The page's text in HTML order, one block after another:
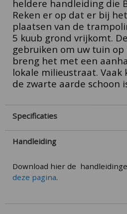
heldere handleiding die
Reken er op dat er bij
plaatsen van de
5 kuub grond vrijkomt.
gebruiken om uw tuin op
breng het met een
lokale milieustraat.
de zwarte aarde schoon
Specificaties
Handleiding
Download hier de
deze pagina.